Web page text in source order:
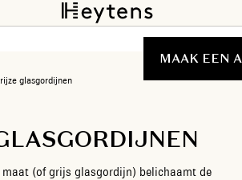
MAAK EEN
glasgordijnen
maat (of grijs glasgordijn) belichaamt de